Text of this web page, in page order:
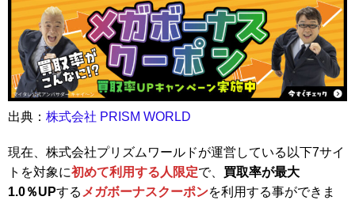
出典： 株式会社 PRISM WORLD
現在、株式会社プリズムワールドが運営している以下7サイ
トを対象に初めて利用する人限定で、 買取率が最大
1.0％UPする メガボーナスクーポンを利用する事ができま